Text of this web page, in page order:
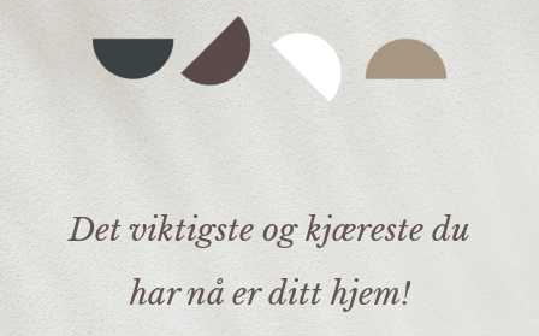
Det viktigste og kjæreste du
har nå er ditt hjem!